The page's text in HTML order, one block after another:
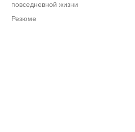
повседневной жизни
Резюме